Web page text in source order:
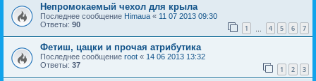
Непромокаемый чехол для крыла
Последнее сообщение Himaua « 11 07 2013 09:30
Ответы: 90 1 4 5 6 7
Фетиш, цацки и прочая атрибутика
Последнее сообщение root « 14 06 2013 13:32
Ответы: 37 1 2 3